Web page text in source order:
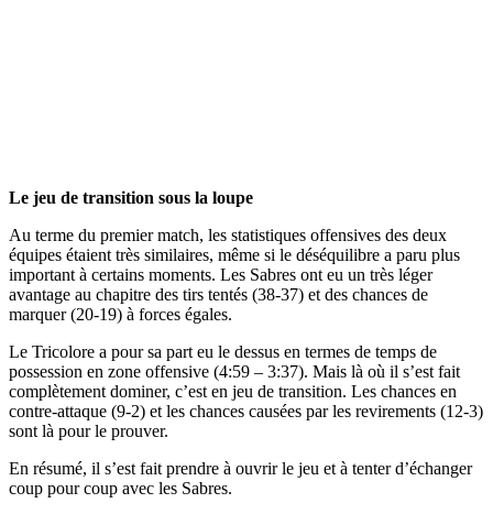
Le jeu de transition sous la loupe
Au terme du premier match, les statistiques offensives des deux
équipes étaient très similaires, même si le déséquilibre a paru plus
important à certains moments. Les Sabres ont eu un très léger
avantage au chapitre des tirs tentés (38-37) et des chances de
marquer (20-19) à forces égales.
Le Tricolore a pour sa part eu le dessus en termes de temps de
possession en zone offensive (4:59 – 3:37). Mais là où il s’est fait
complètement dominer, c’est en jeu de transition. Les chances en
contre-attaque (9-2) et les chances causées par les revirements (12-3)
sont là pour le prouver.
En résumé, il s’est fait prendre à ouvrir le jeu et à tenter d’échanger
coup pour coup avec les Sabres.